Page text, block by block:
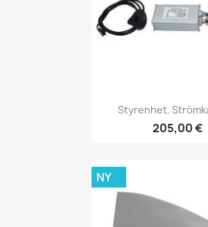

Styrenhet,
205,00 €
NY